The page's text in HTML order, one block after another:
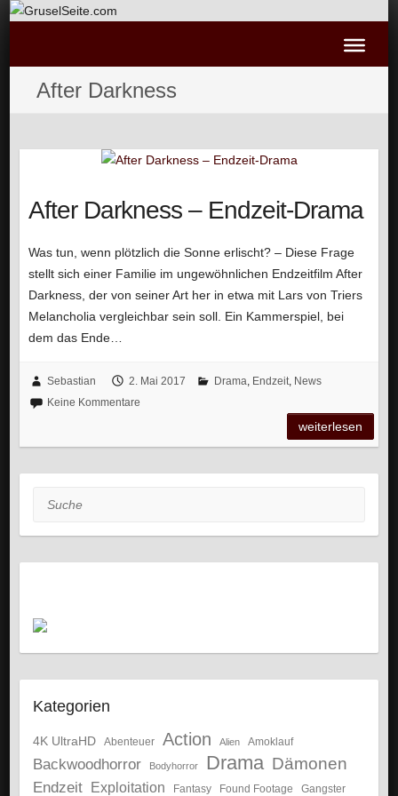
After Darkness
After Darkness – Endzeit-Drama
Was tun, wenn plötzlich die Sonne erlischt? – Diese Frage
stellt sich einer Familie im ungewöhnlichen Endzeitfilm After
Darkness, der von seiner Art her in etwa mit Lars von Triers
Melancholia vergleichbar sein soll. Ein Kammerspiel, bei
dem das Ende…
Sebastian 2. Mai 2017 Drama, Endzeit, News
Keine Kommentare
weiterlesen
Suche
Kategorien
4K UltraHD Abenteuer Action Alien Amoklauf
Backwoodhorror Bodyhorror Drama Dämonen
Endzeit Exploitation Fantasy Found Footage Gangster